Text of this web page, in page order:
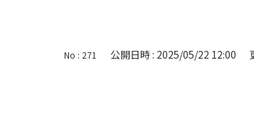
No : 271 公開日時 : 2025/05/22 12:00